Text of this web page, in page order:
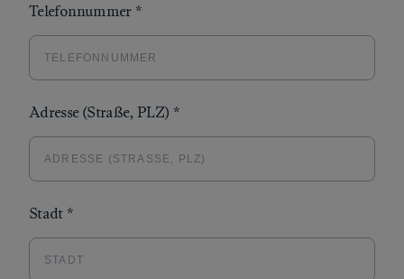
Telefonnummer *
Adresse (Straße, PLZ) *
Stadt *